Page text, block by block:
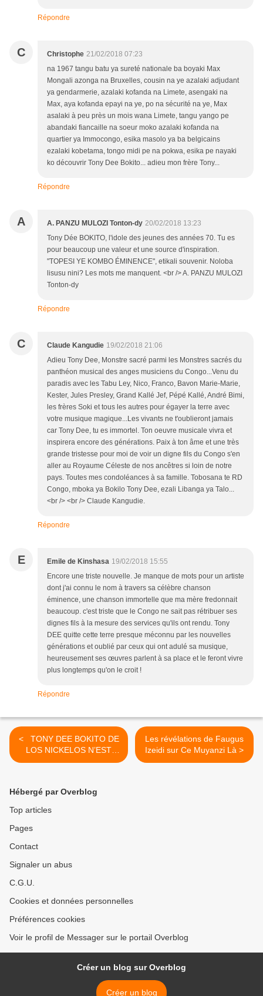
Répondre
C Christophe 21/02/2018 07:23
na 1967 tangu batu ya sureté nationale ba boyaki Max
Mongali azonga na Bruxelles, cousin na ye azalaki adjudant
ya gendarmerie, azalaki kofanda na Limete, asengaki na
Max, aya kofanda epayi na ye, po na sécurité na ye, Max
asalaki à peu près un mois wana Limete, tangu yango pe
abandaki fiancaille na soeur moko azalaki kofanda na
quartier ya Immocongo, esika masolo ya ba belgicains
ezalaki kobetama, tongo midi pe na pokwa, esika pe nayaki
ko découvrir Tony Dee Bokito... adieu mon frère Tony...
Répondre
A A. PANZU MULOZI Tonton-dy 20/02/2018 13:23
Tony Dée BOKITO, l'idole des jeunes des années 70. Tu es
pour beaucoup une valeur et une source d'inspiration.
"TOPESI YE KOMBO ÉMINENCE", etikali souvenir. Noloba
lisusu nini? Les mots me manquent. <br /> A. PANZU MULOZI
Tonton-dy
Répondre
C Claude Kangudie 19/02/2018 21:06
Adieu Tony Dee, Monstre sacré parmi les Monstres sacrés du
panthéon musical des anges musiciens du Congo...Venu du
paradis avec les Tabu Ley, Nico, Franco, Bavon Marie-Marie,
Kester, Jules Presley, Grand Kallé Jef, Pépé Kallé, André Bimi,
les frères Soki et tous les autres pour égayer la terre avec
votre musique magique...Les vivants ne t'oublieront jamais
car Tony Dee, tu es immortel. Ton oeuvre musicale vivra et
inspirera encore des générations. Paix à ton âme et une très
grande tristesse pour moi de voir un digne fils du Congo s'en
aller au Royaume Céleste de nos ancêtres si loin de notre
pays. Toutes mes condoléances à sa famille. Tobosana te RD
Congo, mboka ya Bokilo Tony Dee, ezali Libanga ya Talo...
<br /> <br /> Claude Kangudie.
Répondre
E Emile de Kinshasa 19/02/2018 15:55
Encore une triste nouvelle. Je manque de mots pour un artiste
dont j'ai connu le nom à travers sa célèbre chanson
éminence, une chanson immortelle que ma mère fredonnait
beaucoup. c'est triste que le Congo ne sait pas rétribuer ses
dignes fils à la mesure des services qu'ils ont rendu. Tony
DEE quitte cette terre presque méconnu par les nouvelles
générations et oublié par ceux qui ont adulé sa musique,
heureusement ses œuvres parlent à sa place et le feront vivre
plus longtemps qu'on le croit !
Répondre
< TONY DEE BOKITO DE
LOS NICKELOS N’EST
PLUS
Les révélations de Faugus
Izeidi sur Ce Muyanzi Là >
Hébergé par Overblog
Top articles
Pages
Contact
Signaler un abus
C.G.U.
Cookies et données personnelles
Préférences cookies
Voir le profil de Messager sur le portail Overblog
Créer un blog sur Overblog
Créer un blog